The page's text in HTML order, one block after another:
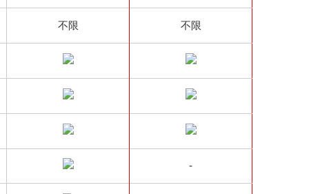
不限 不限
-